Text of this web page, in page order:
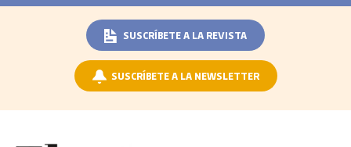
SUSCRÍBETE A LA REVISTA
SUSCRÍBETE A LA NEWSLETTER